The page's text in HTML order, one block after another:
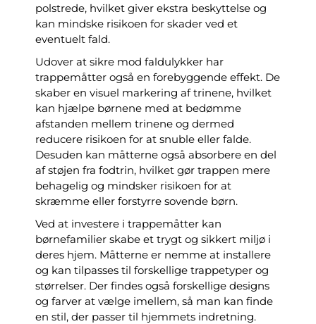
polstrede, hvilket giver ekstra beskyttelse og
kan mindske risikoen for skader ved et
eventuelt fald.
Udover at sikre mod faldulykker har
trappemåtter også en forebyggende effekt. De
skaber en visuel markering af trinene, hvilket
kan hjælpe børnene med at bedømme
afstanden mellem trinene og dermed
reducere risikoen for at snuble eller falde.
Desuden kan måtterne også absorbere en del
af støjen fra fodtrin, hvilket gør trappen mere
behagelig og mindsker risikoen for at
skræmme eller forstyrre sovende børn.
Ved at investere i trappemåtter kan
børnefamilier skabe et trygt og sikkert miljø i
deres hjem. Måtterne er nemme at installere
og kan tilpasses til forskellige trappetyper og
størrelser. Der findes også forskellige designs
og farver at vælge imellem, så man kan finde
en stil, der passer til hjemmets indretning.